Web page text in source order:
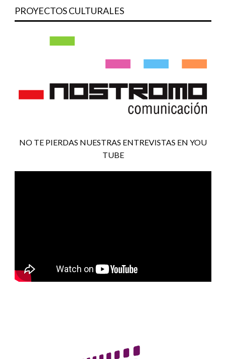
PROYECTOS CULTURALES
NO TE PIERDAS NUESTRAS ENTREVISTAS EN YOU
TUBE